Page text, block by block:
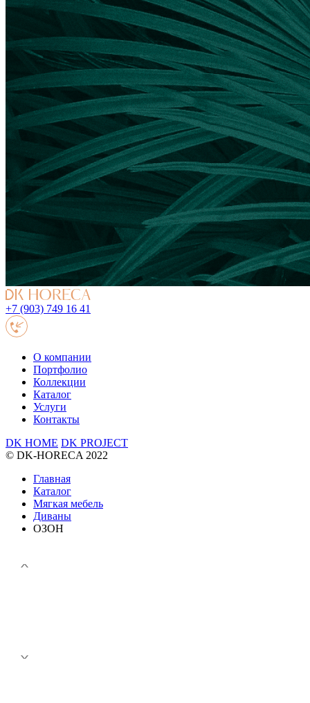
+7 (903) 749 16 41
О компании
Портфолио
Коллекции
Каталог
Услуги
Контакты
DK HOME DK PROJECT
© DK-HORECA 2022
Главная
Каталог
Мягкая мебель
Диваны
ОЗОН